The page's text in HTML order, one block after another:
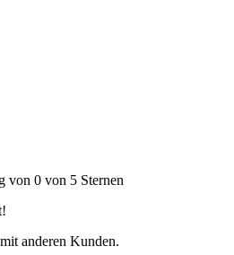
von 0 von 5 Sternen
anderen Kunden.